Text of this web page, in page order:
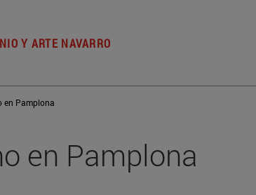
Y ARTE NAVARRO
en Pamplona
en Pamplona